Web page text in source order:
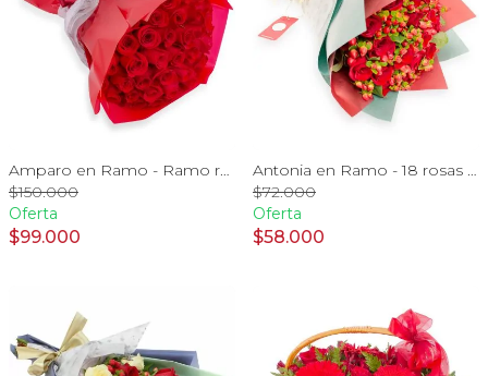
Amparo en Ramo - Ramo redondo con 50 ecuatorianas rojo
$150.000
Oferta
$99.000
Antonia en Ramo - 18 rosas ecuatorianas rojo e hypericum
$72.000
Oferta
$58.000